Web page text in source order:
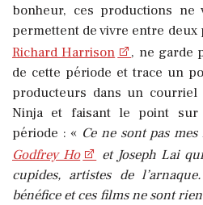
bonheur, ces productions ne
permettent de vivre entre deux
Richard Harrison
, ne garde
de cette période et trace un
producteurs dans un courriel
Ninja et faisant le point
période : « Ce ne sont pas
Godfrey Ho
et Joseph Lai
cupides, artistes de
bénéfice et ces films ne sont